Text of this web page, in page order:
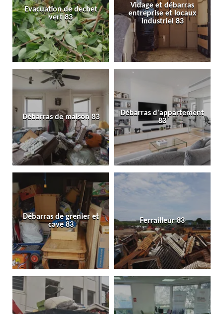
Evacuation de dechet
vert 83
Vidage et débarras
entreprise et locaux
industriel 83
Débarras de maison 83
Débarras d'appartement
83
Débarras de grenier et
cave 83
Ferrailleur 83